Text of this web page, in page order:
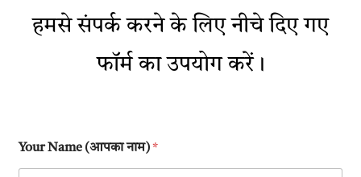
हमसे संपर्क करने के लिए नीचे दिए गए
फॉर्म का उपयोग करें।
Your Name (आपका नाम)*